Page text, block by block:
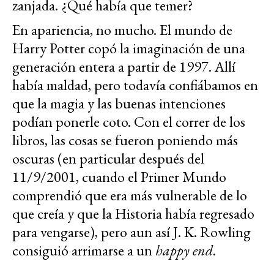
zanjada. ¿Qué había que temer?
En apariencia, no mucho. El mundo de
Harry Potter copó la imaginación de una
generación entera a partir de 1997. Allí
había maldad, pero todavía confiábamos en
que la magia y las buenas intenciones
podían ponerle coto. Con el correr de los
libros, las cosas se fueron poniendo más
oscuras (en particular después del
11/9/2001, cuando el Primer Mundo
comprendió que era más vulnerable de lo
que creía y que la Historia había regresado
para vengarse), pero aun así J. K. Rowling
consiguió arrimarse a unhappy end.